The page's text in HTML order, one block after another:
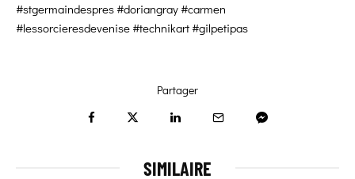
#stgermaindespres #doriangray #carmen
#lessorcieresdevenise #technikart #gilpetipas
Partager
SIMILAIRE